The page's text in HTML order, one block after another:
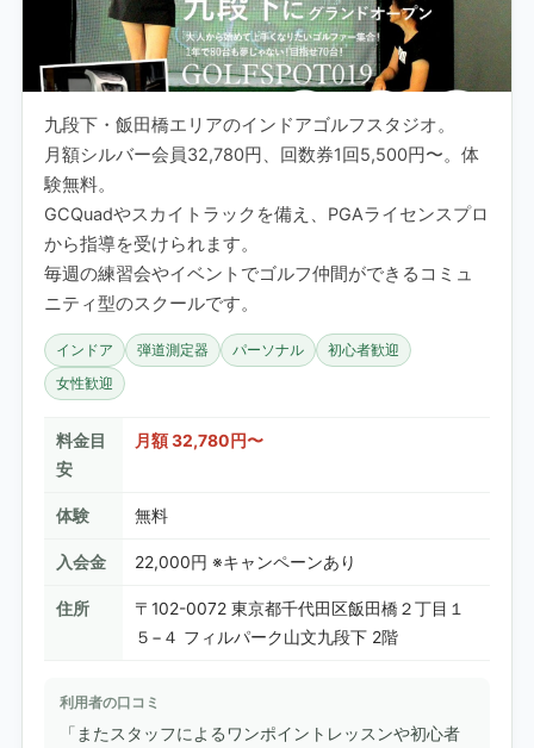
九段下・飯田橋エリアのインドアゴルフスタジオ。
月額シルバー会員32,780円、回数券1回5,500円〜。体
験無料。
GCQuadやスカイトラックを備え、PGAライセンスプロ
から指導を受けられます。
毎週の練習会やイベントでゴルフ仲間ができるコミュ
ニティ型のスクールです。
インドア 弾道測定器 パーソナル
初心者歓迎
女性歓迎
料金目
安
月額 32,780円〜
体験 無料
入会金 22,000円 ※キャンペーンあり
住所
〒102-0072 東京都千代田区飯田橋２丁目１
５−４ フィルパーク山文九段下 2階
利用者の口コミ
「またスタッフによるワンポイントレッスンや初心者